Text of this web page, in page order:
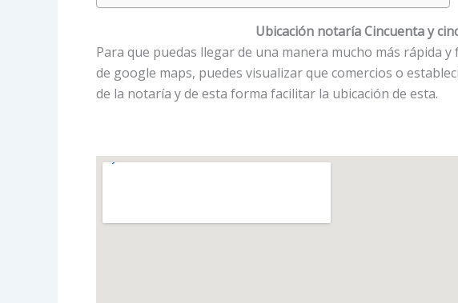
Ubicación notaría Cincuenta y
Para que puedas llegar de una manera mucho más rápida
de google maps, puedes visualizar que comercios o
de la notaría y de esta forma facilitar la ubicación de esta.